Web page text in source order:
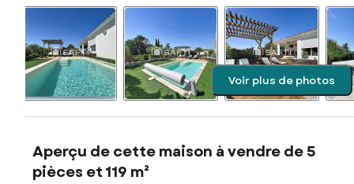
Voir plus de photos
Aperçu de cette maison à vendre de 5
pièces et 119 m²